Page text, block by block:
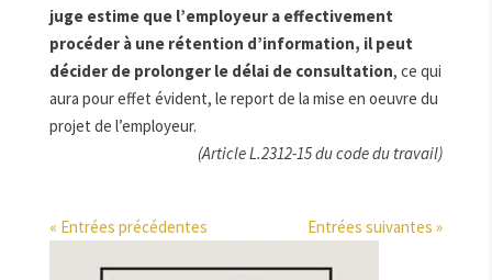
juge estime que l’employeur a effectivement
procéder à une rétention d’information, il peut
décider de prolonger le délai de consultation, ce qui
aura pour effet évident, le report de la mise en oeuvre du
projet de l’employeur.
(Article L.2312-15 du code du travail)
« Entrées précédentes Entrées suivantes »